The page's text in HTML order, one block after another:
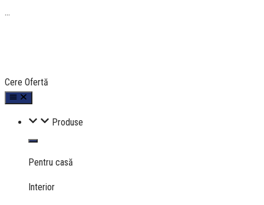
...
Cere Ofertă
Produse
Pentru casă
Interior